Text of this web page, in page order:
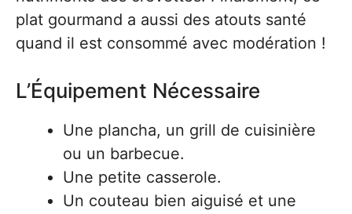
plat gourmand a aussi des atouts santé
quand il est consommé avec modération !
L’Équipement Nécessaire
Une plancha, un grill de cuisinière
ou un barbecue.
Une petite casserole.
Un couteau bien aiguisé et une